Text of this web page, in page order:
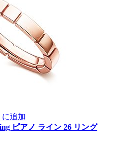
追加
ピアノ ライン 26 リング